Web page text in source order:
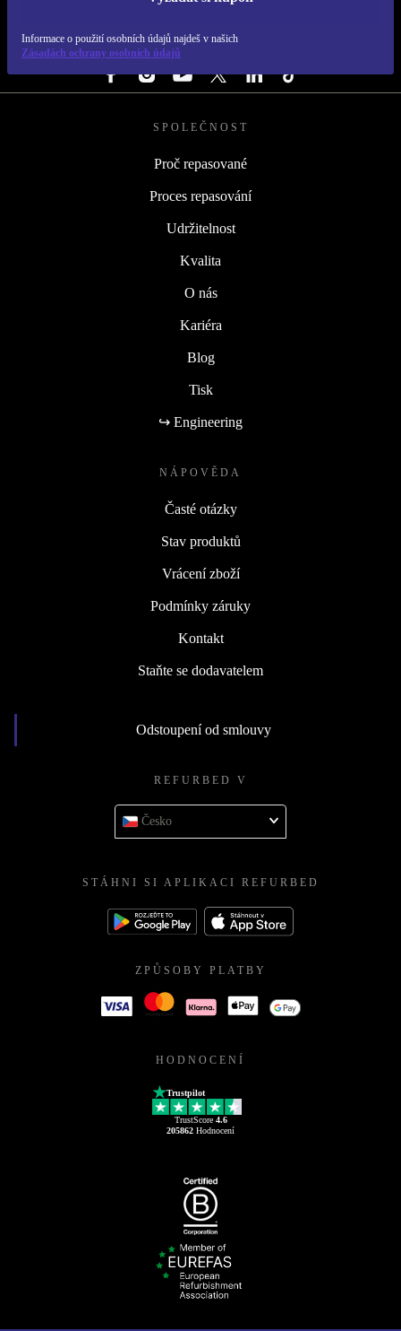
Informace o použití osobních údajů najdeš v našich
Zásadách ochrany osobních údajů
REFURBED ČESKO - RETHINK NEW.
SLEDUJ NÁS
SPOLEČNOST
Proč repasované
Proces repasování
Udržitelnost
Kvalita
O nás
Kariéra
Blog
Tisk
↪ Engineering
NÁPOVĚDA
Časté otázky
Stav produktů
Vrácení zboží
Podmínky záruky
Kontakt
Staňte se dodavatelem
Odstoupení od smlouvy
REFURBED V
Česko
STÁHNI SI APLIKACI REFURBED
ZPŮSOBY PLATBY
HODNOCENÍ
Trustpilot
TrustScore 4.6
205862 Hodnocení